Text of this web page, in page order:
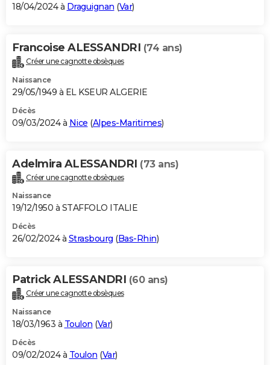
18/04/2024 à Draguignan (Var)
Francoise ALESSANDRI (74 ans)
Créer une cagnotte obsèques
Naissance
29/05/1949 à EL KSEUR ALGERIE
Décès
09/03/2024 à Nice (Alpes-Maritimes)
Adelmira ALESSANDRI (73 ans)
Créer une cagnotte obsèques
Naissance
19/12/1950 à STAFFOLO ITALIE
Décès
26/02/2024 à Strasbourg (Bas-Rhin)
Patrick ALESSANDRI (60 ans)
Créer une cagnotte obsèques
Naissance
18/03/1963 à Toulon (Var)
Décès
09/02/2024 à Toulon (Var)